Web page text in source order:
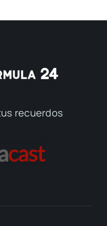
recuerdos